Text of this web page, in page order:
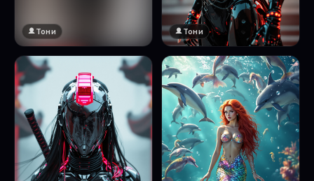
🔞 18+
Натисни за преглед
Тони Тони